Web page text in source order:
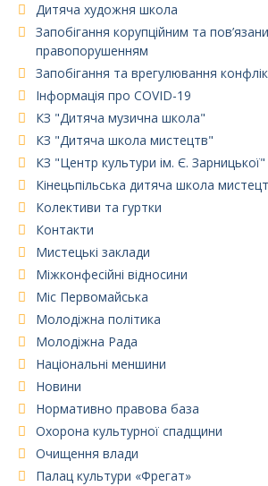
Дитяча художня школа
Запобігання корупційним та
правопорушенням
Запобігання та врегулювання
Інформація про COVID-19
КЗ "Дитяча музична школа"
КЗ "Дитяча школа мистецтв"
КЗ "Центр культури ім. Є. Зарницької"
Кінецьпільська дитяча школа
Колективи та гуртки
Контакти
Мистецькі заклади
Міжконфесійні відносини
Міс Первомайська
Молодіжна політика
Молодіжна Рада
Національні меншини
Новини
Нормативно правова база
Охорона культурної спадщини
Очищення влади
Палац культури «Фрегат»